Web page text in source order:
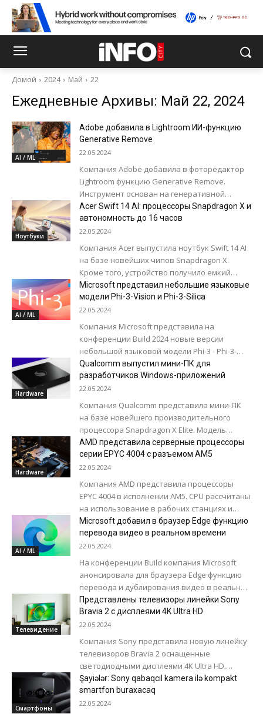
Домой 2024 Май 22
Ежедневные Архивы: Май 22, 2024
AI / ML
Adobe добавила в Lightroom ИИ-функцию
Generative Remove
22.05.2024
Компания Adobe добавила в фоторедактор
Lightroom функцию Generative Remove.
Инструмент основан на генеративной
модели искусственного интеллекта Firefly и
позволяет легко редактировать объекты на
Ноутбуки
Acer Swift 14 AI: процессоры Snapdragon X и
автономность до 16 часов
22.05.2024
Компания Acer выпустила ноутбук Swift 14 AI
на базе новейших чипов Snapdragon X.
Кроме того, устройство получило емкий
аккумулятор и большой объем памяти. Acer
Swift...
AI / ML
Microsoft представил небольшие языковые
модели Phi-3-Vision и Phi-3-Silica
22.05.2024
Компания Microsoft представила на
конференции Build 2024 новые версии
небольшой языковой модели Phi-3 - Phi-3-
Vision и Phi-3-Silica. ИИ-модель Phi-3-Vision
способна просматривать изображения и
сообщать пользователю...
Hardware
Qualcomm выпустил мини-ПК для
разработчиков Windows-приложений
22.05.2024
Компания Qualcomm представила мини-ПК
на базе новейшего производительного
процессора Snapdragon X Elite. Модель
Snapdragon Dev Kit for Windows, как понятно
из названия, ориентирована для...
Hardware
AMD представила серверные процессоры
серии EPYC 4004 с разъемом AM5
22.05.2024
Компания AMD представила процессоры
EPYC 4004 в исполнении AM5. CPU рассчитаны
на использование в рабочих станциях и
серверах начального уровня. По своим
техническим характеристикам...
AI / ML
Microsoft добавил в браузер Edge функцию
перевода видео в реальном времени
22.05.2024
На конференции Build компания Microsoft
анонсировала для браузера Edge функцию
перевода и дублирования видео в реальном
времени с помощью искусственного
интеллекта. Новая возможность появилась...
Телевидение
Представлены телевизоры линейки Sony
Bravia 2 с дисплеями 4K Ultra HD
22.05.2024
Компания Sony представила новую линейку
телевизоров Bravia 2 оснащенные
светодиодными дисплеями 4K Ultra HD.
Устройства работают под управлением
Google TV. Серия включает модели S25,...
Смартфоны
Şayiələr: Sony qabaqcıl kamera ilə kompakt
smartfon buraxacaq
22.05.2024